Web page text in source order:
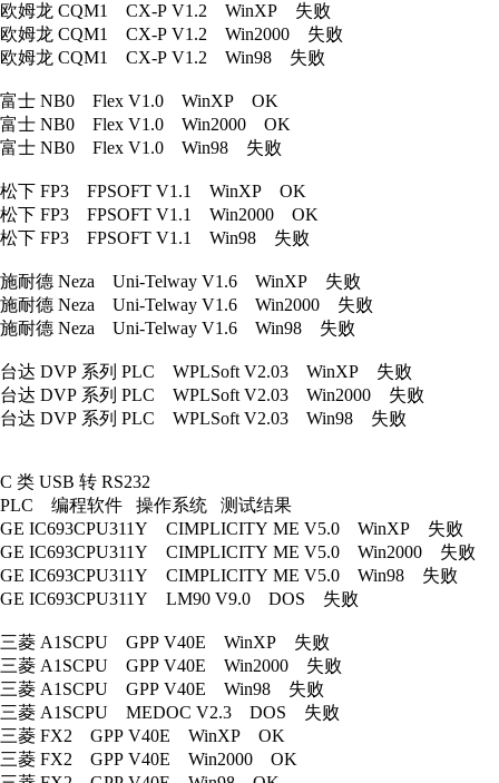
欧姆龙 CQM1 CX-P V1.2 WinXP 失败
欧姆龙 CQM1 CX-P V1.2 Win2000 失败
欧姆龙 CQM1 CX-P V1.2 Win98 失败
富士 NB0 Flex V1.0 WinXP OK
富士 NB0 Flex V1.0 Win2000 OK
富士 NB0 Flex V1.0 Win98 失败
松下 FP3 FPSOFT V1.1 WinXP OK
松下 FP3 FPSOFT V1.1 Win2000 OK
松下 FP3 FPSOFT V1.1 Win98 失败
施耐德 Neza Uni-Telway V1.6 WinXP 失败
施耐德 Neza Uni-Telway V1.6 Win2000 失败
施耐德 Neza Uni-Telway V1.6 Win98 失败
台达 DVP 系列 PLC WPLSoft V2.03 WinXP 失败
台达 DVP 系列 PLC WPLSoft V2.03 Win2000 失败
台达 DVP 系列 PLC WPLSoft V2.03 Win98 失败
C 类 USB 转 RS232
PLC 编程软件 操作系统 测试结果
GE IC693CPU311Y CIMPLICITY ME V5.0 WinXP 失败
GE IC693CPU311Y CIMPLICITY ME V5.0 Win2000 失败
GE IC693CPU311Y CIMPLICITY ME V5.0 Win98 失败
GE IC693CPU311Y LM90 V9.0 DOS 失败
三菱 A1SCPU GPP V40E WinXP 失败
三菱 A1SCPU GPP V40E Win2000 失败
三菱 A1SCPU GPP V40E Win98 失败
三菱 A1SCPU MEDOC V2.3 DOS 失败
三菱 FX2 GPP V40E WinXP OK
三菱 FX2 GPP V40E Win2000 OK